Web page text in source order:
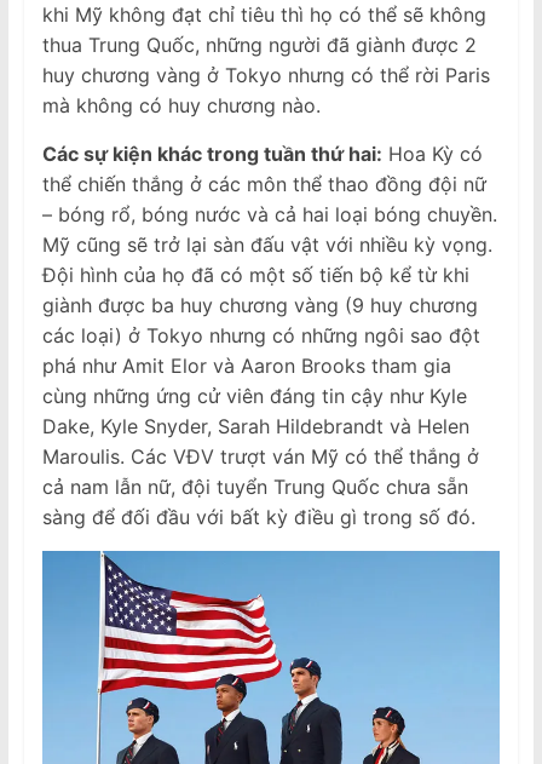
khi Mỹ không đạt chỉ tiêu thì họ có thể sẽ không
thua Trung Quốc, những người đã giành được 2
huy chương vàng ở Tokyo nhưng có thể rời Paris
mà không có huy chương nào.
Các sự kiện khác trong tuần thứ hai: Hoa Kỳ có
thể chiến thắng ở các môn thể thao đồng đội nữ
– bóng rổ, bóng nước và cả hai loại bóng chuyền.
Mỹ cũng sẽ trở lại sàn đấu vật với nhiều kỳ vọng.
Đội hình của họ đã có một số tiến bộ kể từ khi
giành được ba huy chương vàng (9 huy chương
các loại) ở Tokyo nhưng có những ngôi sao đột
phá như Amit Elor và Aaron Brooks tham gia
cùng những ứng cử viên đáng tin cậy như Kyle
Dake, Kyle Snyder, Sarah Hildebrandt và Helen
Maroulis. Các VĐV trượt ván Mỹ có thể thắng ở
cả nam lẫn nữ, đội tuyển Trung Quốc chưa sẵn
sàng để đối đầu với bất kỳ điều gì trong số đó.